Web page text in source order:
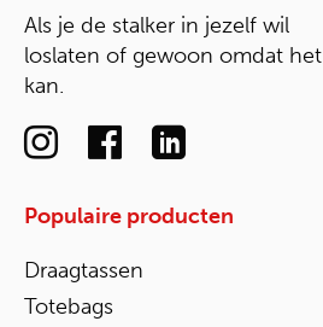
Als je de stalker in jezelf wil
loslaten of gewoon omdat het
kan.
Populaire producten
Draagtassen
Totebags